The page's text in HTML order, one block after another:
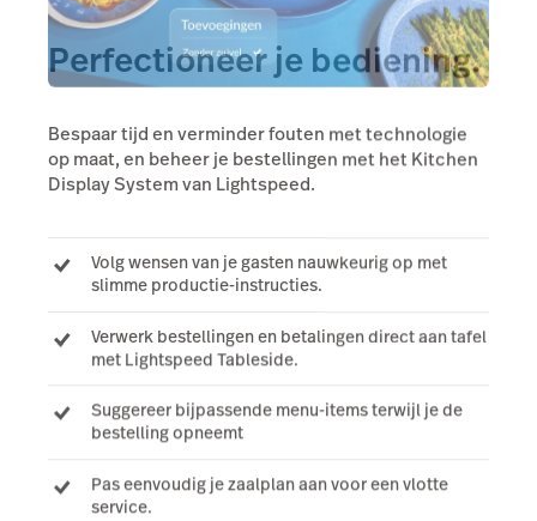
Perfectioneer je bediening.
Bespaar tijd en verminder fouten met technologie
op maat, en beheer je bestellingen met het Kitchen
Display System van Lightspeed.
Volg wensen van je gasten nauwkeurig op met
slimme productie-instructies.
Verwerk bestellingen en betalingen direct aan tafel
met Lightspeed Tableside.
Suggereer bijpassende menu-items terwijl je de
bestelling opneemt
Pas eenvoudig je zaalplan aan voor een vlotte
service.